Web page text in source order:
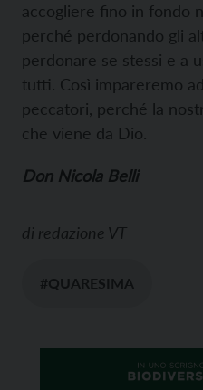
accogliere fino in fondo
perché perdonando gli
perdonare se stessi e a
tutti. Così impareremo
peccatori, perché la
che viene da Dio.
Don Nicola Belli
di redazione VT
#QUARESIMA